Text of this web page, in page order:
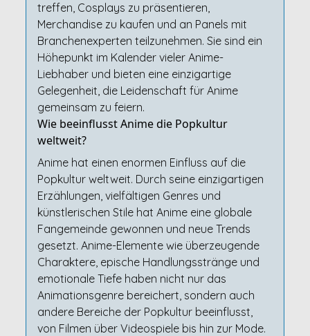
treffen, Cosplays zu präsentieren,
Merchandise zu kaufen und an Panels mit
Branchenexperten teilzunehmen. Sie sind ein
Höhepunkt im Kalender vieler Anime-
Liebhaber und bieten eine einzigartige
Gelegenheit, die Leidenschaft für Anime
gemeinsam zu feiern.
Wie beeinflusst Anime die Popkultur
weltweit?
Anime hat einen enormen Einfluss auf die
Popkultur weltweit. Durch seine einzigartigen
Erzählungen, vielfältigen Genres und
künstlerischen Stile hat Anime eine globale
Fangemeinde gewonnen und neue Trends
gesetzt. Anime-Elemente wie überzeugende
Charaktere, epische Handlungsstränge und
emotionale Tiefe haben nicht nur das
Animationsgenre bereichert, sondern auch
andere Bereiche der Popkultur beeinflusst,
von Filmen über Videospiele bis hin zur Mode.